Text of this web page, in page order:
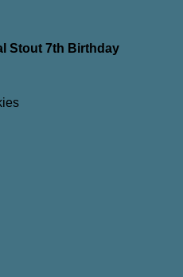
Stout 7th Birthday